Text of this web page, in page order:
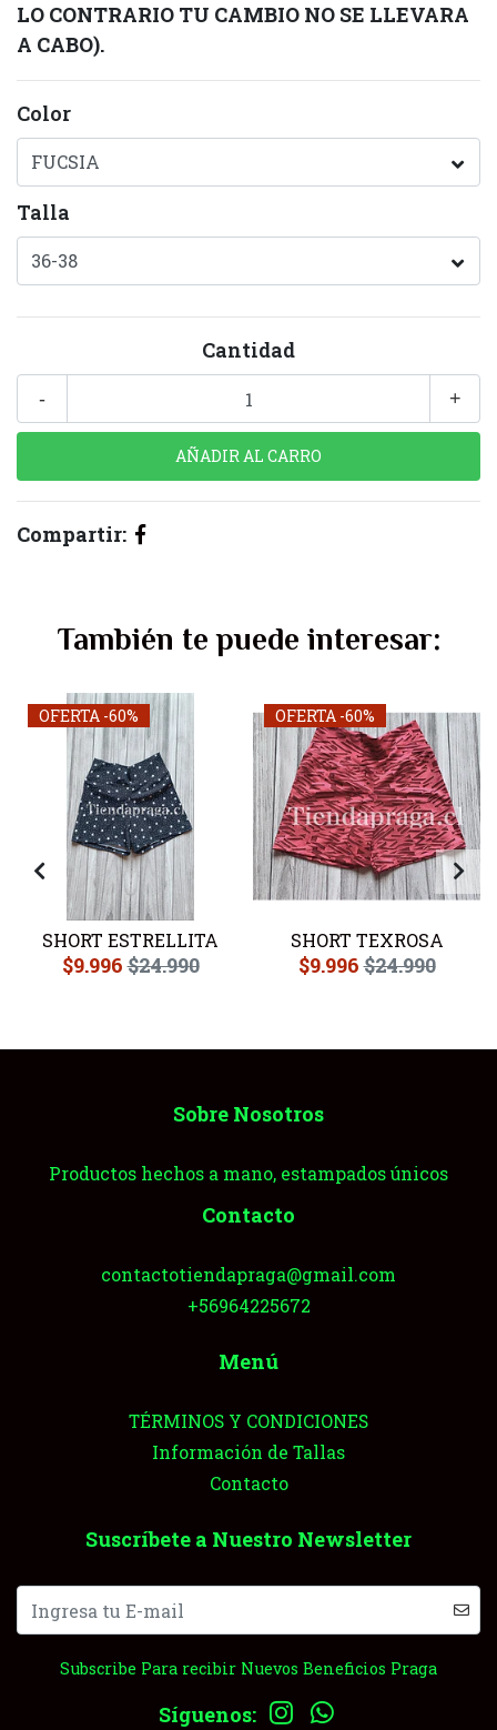
LO CONTRARIO TU CAMBIO NO SE LLEVARA
A CABO).
Color
Talla
Cantidad
+
-
Compartir:
También te puede interesar:
OFERTA -60%
SHORT ESTRELLITA
$9.996$24.990
OFERTA -60%
SHORT TEXROSA
$9.996$24.990
Sobre Nosotros
Productos hechos a mano, estampados únicos
Contacto
contactotiendapraga@gmail.com
+56964225672
Menú
TÉRMINOS Y CONDICIONES
Información de Tallas
Contacto
Suscríbete a Nuestro Newsletter
Subscribe Para recibir Nuevos Beneficios Praga
Síguenos: